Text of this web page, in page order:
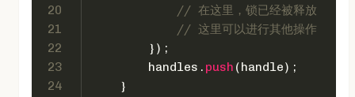
20
21
22
23
24
// 在这里，锁已经被释放
// 这里可以进行其他操作
        });
        handles.
push (handle);
    }